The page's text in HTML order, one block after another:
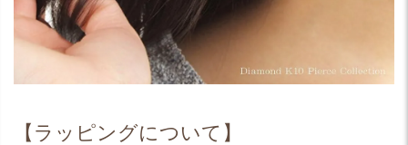
【ラッピングについて】